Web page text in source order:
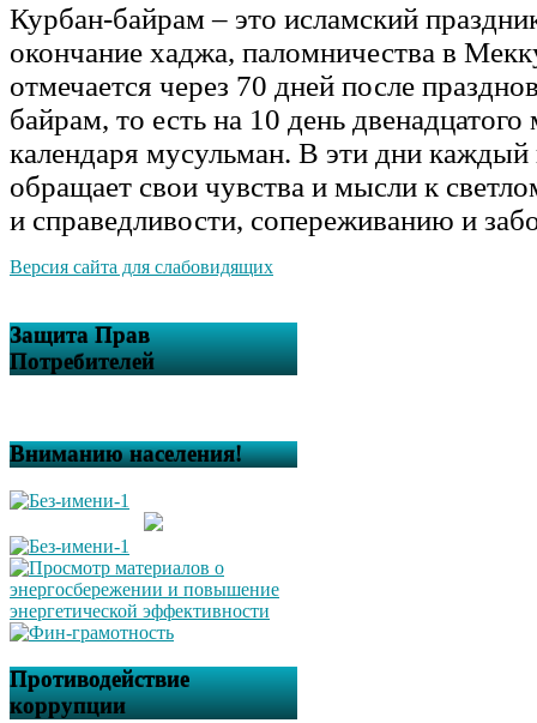
Курбан-байрам – это исламский
окончание хаджа, паломничества в
отмечается через 70 дней после
байрам, то есть на 10 день двенадцатого
календаря мусульман. В эти дни
обращает свои чувства и мысли к
и справедливости, сопереживанию и
Версия сайта для слабовидящих
Защита Прав
Потребителей
Вниманию населения!
Противодействие
коррупции